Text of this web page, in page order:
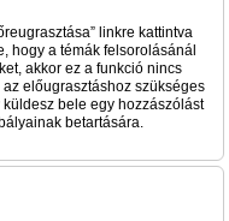
linkre kattintva
hogy a témák felsorolásánál
akkor ez a funkció nincs
előugrasztáshoz szükséges
bele egy hozzászólást
betartására.